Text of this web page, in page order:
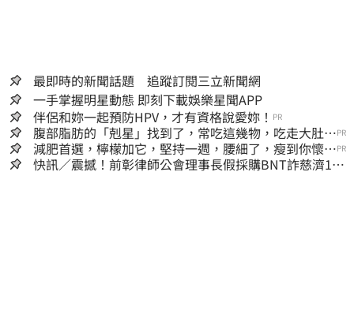
最即時的新聞話題 追蹤訂閱三立新聞網
一手掌握明星動態 即刻下載娛樂星聞APP
伴侶和妳一起預防HPV，才有資格說愛妳！ PR
腹部脂肪的「剋星」找到了，常吃這幾物，吃走大肚
囊，瘦出小蠻腰
PR
減肥首選，檸檬加它，堅持一週，腰細了，瘦到你懷疑
人生
PR
快訊／震撼！前彰律師公會理事長假採購BNT詐慈濟10